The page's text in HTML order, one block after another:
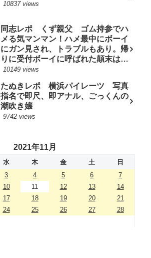
10837 views
同志レポ くず親父 ゴム持参でハ
メる気マンマン！ハメ最中にボーイ
にガン見され、トラブルもあり。帰
りに受付ボーイに呼ばれた顛末は？
(7/10現役嬢)
10149 views
たぬきレポ 横浜パイレーツ 写真
指名で即尺、即アナル、ごっくんの
潮吹き嬢
9742 views
2021年11月
水 木 金 土
日
3 4 5 6
7
10 11 12 13
14
17 18 19 20
21
24 25 26 27
28